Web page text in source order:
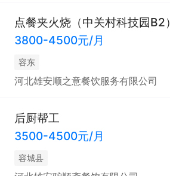
点餐夹火烧（中关村科技园B2）
3800-4500元/月
容东
河北雄安顺之意餐饮服务有限公司
后厨帮工
3500-4500元/月
容城县